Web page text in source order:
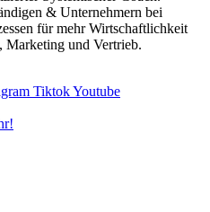
& Unternehmern bei
für mehr Wirtschaftlichkeit
Marketing und Vertrieb.
TiktokYoutube